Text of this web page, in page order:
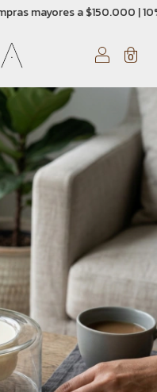
a $150.000 | 10% OFF
0